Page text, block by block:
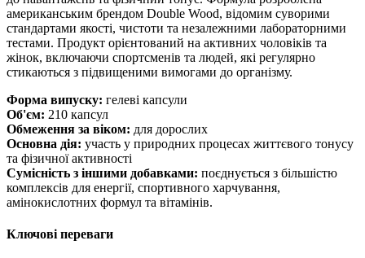
американським брендом Double Wood, відомим суворими
стандартами якості, чистоти та незалежними лабораторними
тестами. Продукт орієнтований на активних чоловіків та
жінок, включаючи спортсменів та людей, які регулярно
стикаються з підвищеними вимогами до організму.
Форма випуску: гелеві капсули
Об'єм: 210 капсул
Обмеження за віком: для дорослих
Основна дія: участь у природних процесах життєвого тонусу
та фізичної активності
Сумісність з іншими добавками: поєднується з більшістю
комплексів для енергії, спортивного харчування,
амінокислотних формул та вітамінів.
Ключові переваги